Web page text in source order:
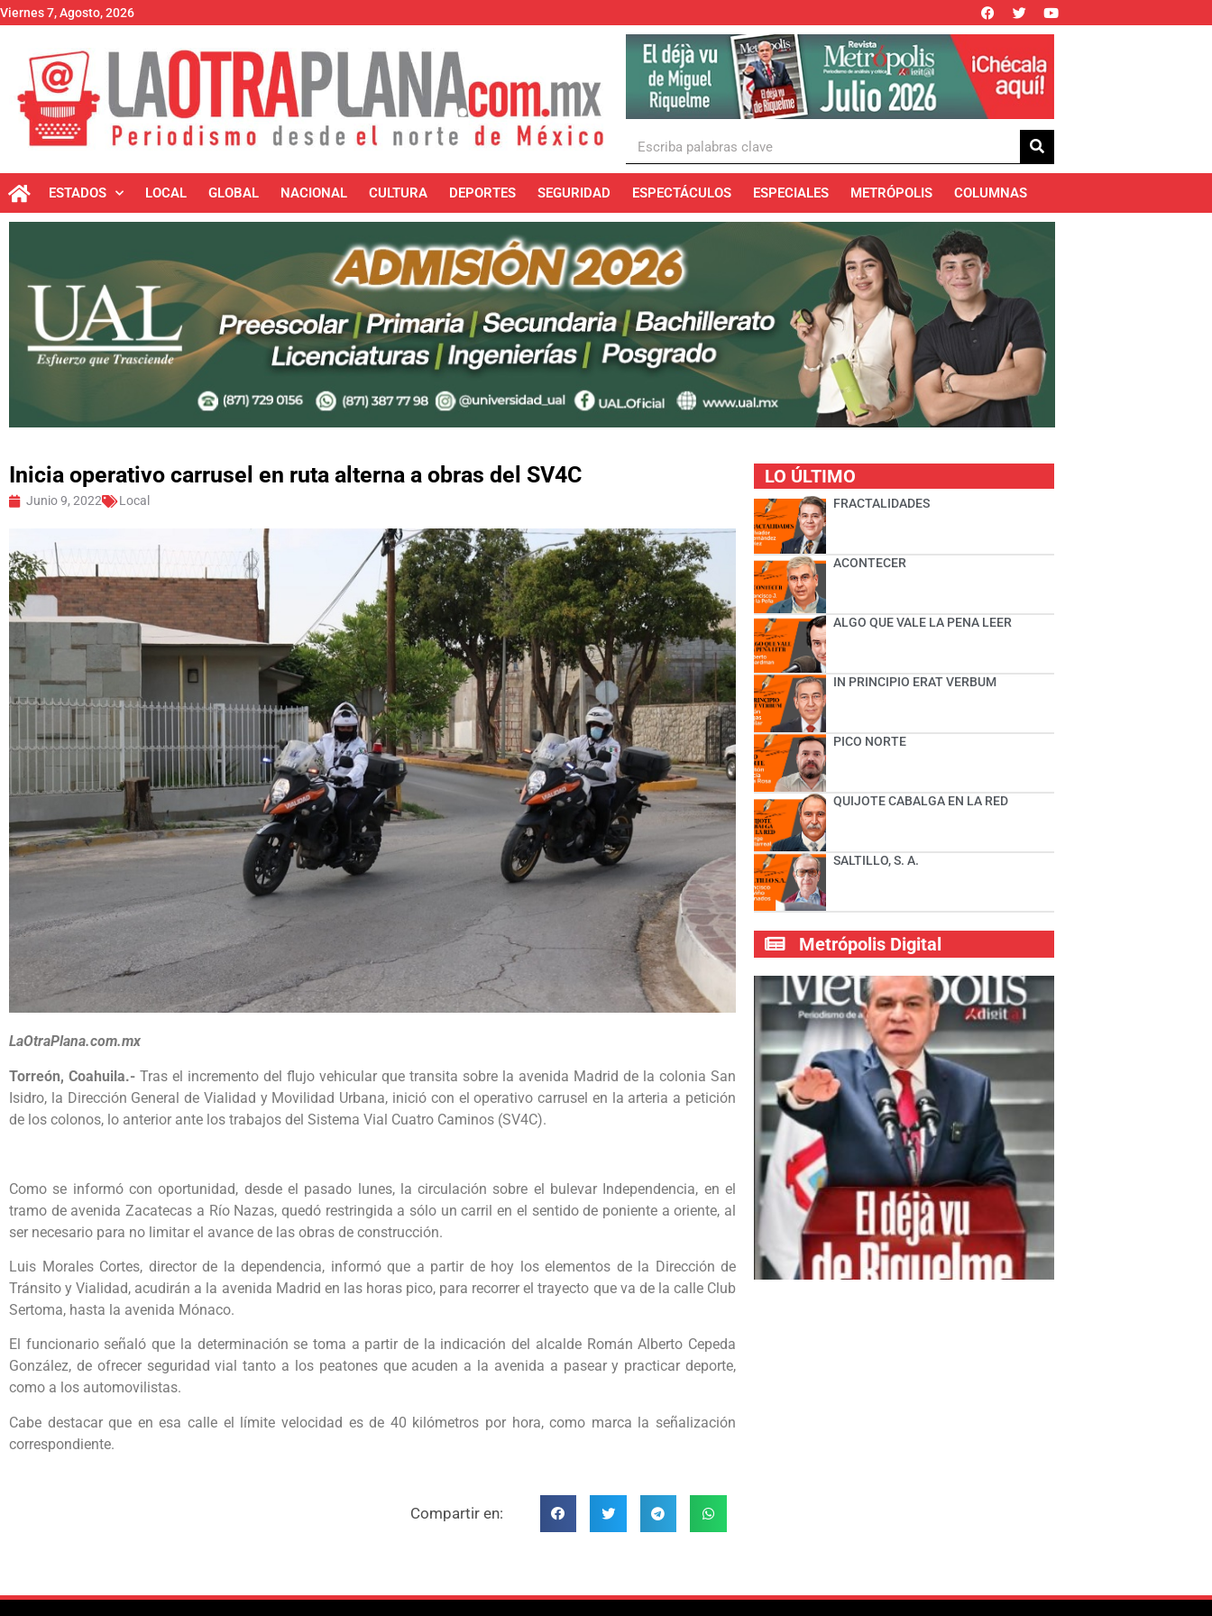
Viernes 7, Agosto, 2026
ESTADOS LOCAL GLOBAL NACIONAL CULTURA DEPORTES SEGURIDAD ESPECTÁCULOS ESPECIALES METRÓPOLIS COLUMNAS
Inicia operativo carrusel en ruta alterna a obras del SV4C
Junio 9, 2022 Local
LaOtraPlana.com.mx
Torreón, Coahuila.- Tras el incremento del flujo vehicular que transita sobre la avenida Madrid de la colonia San
Isidro, la Dirección General de Vialidad y Movilidad Urbana, inició con el operativo carrusel en la arteria a petición
de los colonos, lo anterior ante los trabajos del Sistema Vial Cuatro Caminos (SV4C).
Como se informó con oportunidad, desde el pasado lunes, la circulación sobre el bulevar Independencia, en el
tramo de avenida Zacatecas a Río Nazas, quedó restringida a sólo un carril en el sentido de poniente a oriente, al
ser necesario para no limitar el avance de las obras de construcción.
Luis Morales Cortes, director de la dependencia, informó que a partir de hoy los elementos de la Dirección de
Tránsito y Vialidad, acudirán a la avenida Madrid en las horas pico, para recorrer el trayecto que va de la calle Club
Sertoma, hasta la avenida Mónaco.
El funcionario señaló que la determinación se toma a partir de la indicación del alcalde Román Alberto Cepeda
González, de ofrecer seguridad vial tanto a los peatones que acuden a la avenida a pasear y practicar deporte,
como a los automovilistas.
Cabe destacar que en esa calle el límite velocidad es de 40 kilómetros por hora, como marca la señalización
correspondiente.
Compartir en:
LO ÚLTIMO
FRACTALIDADES
ACONTECER
ALGO QUE VALE LA PENA LEER
IN PRINCIPIO ERAT VERBUM
PICO NORTE
QUIJOTE CABALGA EN LA RED
SALTILLO, S. A.
Metrópolis Digital